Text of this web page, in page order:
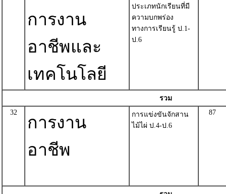
การงาน
อาชีพและ
เทคโนโลยี
ประเภทนักเรียนที่มี
ความบกพร่อง
ทางการเรียนรู้ ป.1-
ป.6
รวม
32
การงาน
อาชีพ
การแข่งขันจักสาน
ไม้ไผ่ ป.4-ป.6
87